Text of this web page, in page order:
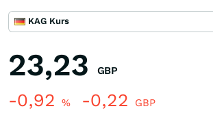
KAG Kurs
23,23 GBP
-0,92 % -0,22 GBP